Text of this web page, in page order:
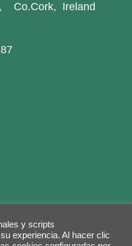
Co.Cork, Ireland
Cookies policy
y scripts
experiencia. Al hacer clic